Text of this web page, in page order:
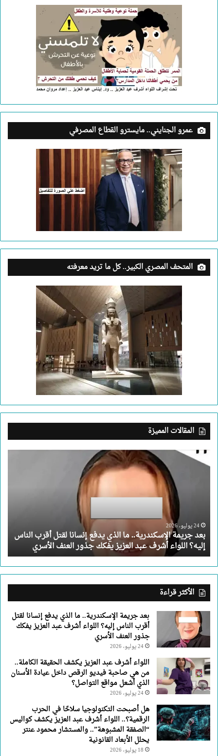
عمرو الجنايني.. مايسترو القطاع المصرفي
المتحف المصري الكبير.. كل ما تريد معرفته
المقالات المميزة
بعد
جريمة
لقتل
أقرب
الناس
إليه؟
اللواء
أشرف
عبد
العزيز
جذور
العنف
الأسري
24 يوليو، 2026
بعد جريمة الإسكندرية.. ما الذي يدفع إنسانا لقتل أقرب الناس
إليه؟ اللواء أشرف عبد العزيز يفكك جذور العنف الأسري
الأكثر قراءة
بعد جريمة الإسكندرية.. ما الذي يدفع إنسانا لقتل
أقرب الناس إليه؟ اللواء أشرف عبد العزيز يفكك
جذور العنف الأسري
24 يوليو، 2026
اللواء أشرف عبد العزيز يكشف الحقيقة الكاملة..
من هي صاحبة فيديو الرقص داخل عيادة الأسنان
الذي أشعل مواقع التواصل؟
24 يوليو، 2026
هل أصبحت التكنولوجيا سلاحًا في الحرب
الرقمية؟.. اللواء أشرف عبد العزيز يكشف كواليس
“الصفقة المشبوهة”.. والمستشار محمود عنتر
يحلل الأبعاد القانونية
18 يوليو، 2026